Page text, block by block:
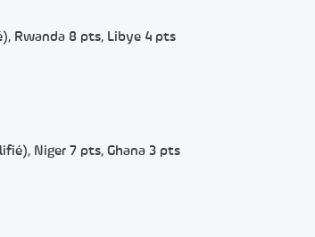
Rwanda 8 pts, Libye 4 pts
Niger 7 pts, Ghana 3 pts